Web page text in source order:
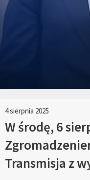
4 sierpnia 2025
W środę, 6
Transmisja z